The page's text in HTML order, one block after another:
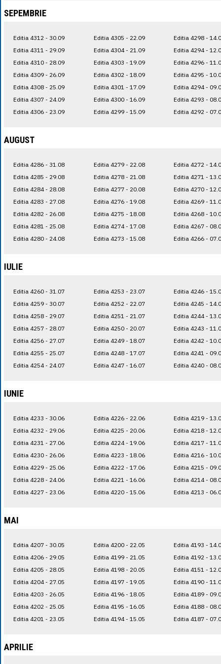
SEPEMBRIE
Editia 4312 - 30.09
Editia 4311 - 29.09
Editia 4310 - 28.09
Editia 4309 - 26.09
Editia 4308 - 25.09
Editia 4307 - 24.09
Editia 4306 - 23.09
Editia 4305 - 22.09
Editia 4304 - 21.09
Editia 4303 - 19.09
Editia 4302 - 18.09
Editia 4301 - 17.09
Editia 4300 - 16.09
Editia 4299 - 15.09
Editia 4298 -
Editia 4294 -
Editia 4296 -
Editia 4295 -
Editia 4294 -
Editia 4293 -
Editia 4292 -
AUGUST
Editia 4286 - 31.08
Editia 4285 - 29.08
Editia 4284 - 28.08
Editia 4283 - 27.08
Editia 4282 - 26.08
Editia 4281 - 25.08
Editia 4280 - 24.08
Editia 4279 - 22.08
Editia 4278 - 21.08
Editia 4277 - 20.08
Editia 4276 - 19.08
Editia 4275 - 18.08
Editia 4274 - 17.08
Editia 4273 - 15.08
Editia 4272 -
Editia 4271 -
Editia 4270 -
Editia 4269 -
Editia 4268 -
Editia 4267 -
Editia 4266 -
IULIE
Editia 4260 - 31.07
Editia 4259 - 30.07
Editia 4258 - 29.07
Editia 4257 - 28.07
Editia 4256 - 27.07
Editia 4255 - 25.07
Editia 4254 - 24.07
Editia 4253 - 23.07
Editia 4252 - 22.07
Editia 4251 - 21.07
Editia 4250 - 20.07
Editia 4249 - 18.07
Editia 4248 - 17.07
Editia 4247 - 16.07
Editia 4246 -
Editia 4245 -
Editia 4244 -
Editia 4243 -
Editia 4242 -
Editia 4241 -
Editia 4240 -
IUNIE
Editia 4233 - 30.06
Editia 4232 - 29.06
Editia 4231 - 27.06
Editia 4230 - 26.06
Editia 4229 - 25.06
Editia 4228 - 24.06
Editia 4227 - 23.06
Editia 4226 - 22.06
Editia 4225 - 20.06
Editia 4224 - 19.06
Editia 4223 - 18.06
Editia 4222 - 17.06
Editia 4221 - 16.06
Editia 4220 - 15.06
Editia 4219 -
Editia 4218 -
Editia 4217 -
Editia 4216 -
Editia 4215 -
Editia 4214 -
Editia 4213 -
MAI
Editia 4207 - 30.05
Editia 4206 - 29.05
Editia 4205 - 28.05
Editia 4204 - 27.05
Editia 4203 - 26.05
Editia 4202 - 25.05
Editia 4201 - 23.05
Editia 4200 - 22.05
Editia 4199 - 21.05
Editia 4198 - 20.05
Editia 4197 - 19.05
Editia 4196 - 18.05
Editia 4195 - 16.05
Editia 4194 - 15.05
Editia 4193 -
Editia 4192 -
Editia 4151 -
Editia 4190 -
Editia 4189 -
Editia 4188 -
Editia 4187 -
APRILIE